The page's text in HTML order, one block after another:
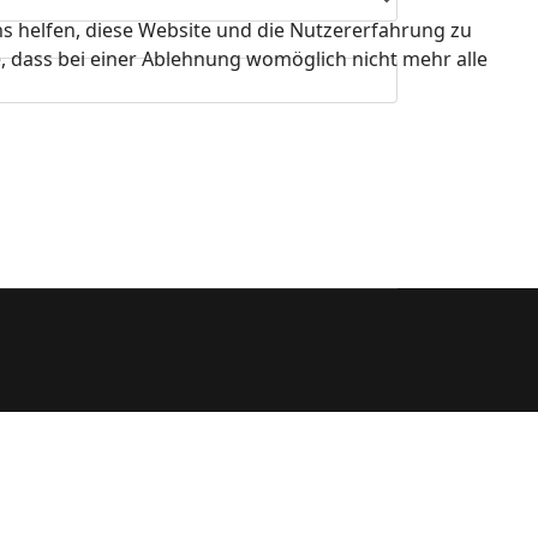
helfen, diese Website und die Nutzererfahrung zu
dass bei einer Ablehnung womöglich nicht mehr alle